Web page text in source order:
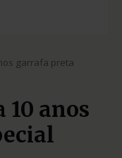
garrafa preta
10 anos